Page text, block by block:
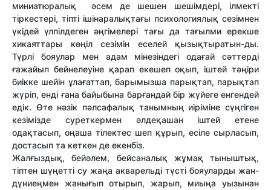
миниатюралық әсем де шешен шешімдері, ілмекті
тіркестері, тіпті ішінаралықтағы психологиялық сезімнен
үкідей үлпілдеген әңгімелері тағы да тағылми ерекше
хикаяттары көңіл сезімін еселей қызықтыратын-ды.
Түрлі бояулар мен адам мінезіндегі одағай сәттерді
ғажайып бейнелеуіне қарап екешеп оқып, іштей тәңіри
биікке шейін ұлағаттап, барымызша парықтап, парықтап
жүріп, енді ғана байыбына барғандай бір жүйеге енгендей
едік. Өте нәзік пәлсафалық танымның иіріміне сүңгіген
кезімізде суреткермен әлдеқашан іштей етене
одақтасып, оңаша тілектес шеп құрып, есіле сырласып,
достасып та кеткен де екенбіз.
Жалғыздық, бейәлем, бейсаналық жұмақ тыныштық,
тіптен шүңетті су жаңа акварельді түсті бояуларды жан-
дүниеңмен жанығып отырып, жарып, миыңа уызынан